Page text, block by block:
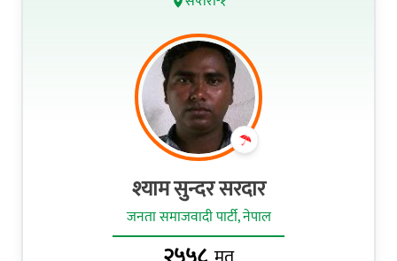
श्याम सुन्दर सरदार
जनता समाजवादी पार्टी, नेपाल